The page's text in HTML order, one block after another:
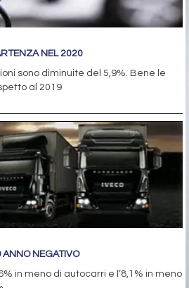
NEL 2020
sono diminuite del 5,9%. Bene le
al 2019
ANNO NEGATIVO
in meno di autocarri e l’8,1% in meno